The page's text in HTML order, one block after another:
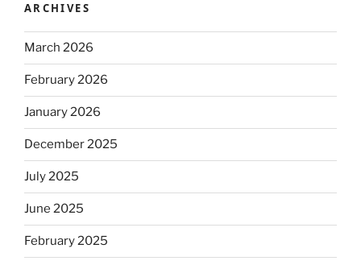
ARCHIVES
March 2026
February 2026
January 2026
December 2025
July 2025
June 2025
February 2025